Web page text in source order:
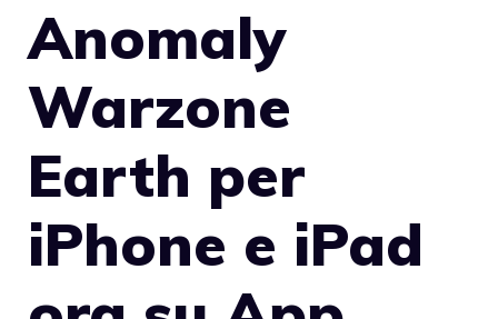
Anomaly
Warzone
Earth per
iPhone e iPad